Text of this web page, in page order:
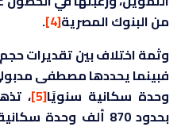
من البنوك المصرية[4]
.
وثمة اختلاف بين تقديرات
وحدة سكانية سنويًا[5] ،
بحدود 870 ألف وحدة سكانية